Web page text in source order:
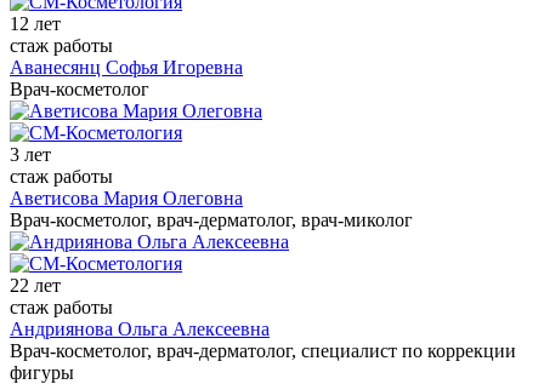
12 лет
стаж работы
Аванесянц Софья Игоревна
Врач-косметолог
3 лет
стаж работы
Аветисова Мария Олеговна
Врач-косметолог, врач-дерматолог, врач-миколог
22 лет
стаж работы
Андриянова Ольга Алексеевна
Врач-косметолог, врач-дерматолог, специалист по коррекции
фигуры